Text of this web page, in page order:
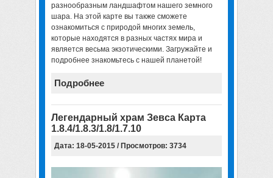
разнообразным ландшафтом нашего земного
шара. На этой карте вы также сможете
ознакомиться с природой многих земель,
которые находятся в разных частях мира и
является весьма экзотическими. Загружайте и
подробнее знакомьтесь с нашей планетой!
Подробнее
Легендарный храм Зевса Карта
1.8.4/1.8.3/1.8/1.7.10
Дата: 18-05-2015 / Просмотров: 3734